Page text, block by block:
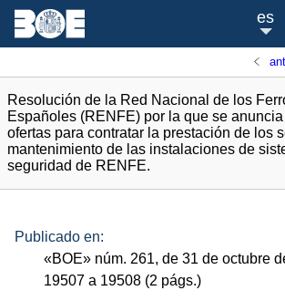
es
Resolución de la Red Nacional de los
Españoles (RENFE) por la que se
ofertas para contratar la prestación de los
mantenimiento de las instalaciones de
seguridad de RENFE.
Publicado en:
«BOE» núm. 261, de 31 de octubre
19507 a 19508 (2 págs.)